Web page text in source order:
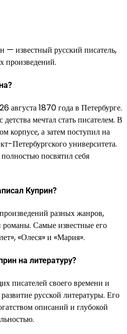
известный русский писатель,
произведений.
августа 1870 года в Петербурге.
мечтал стать писателем. В
корпусе, а затем поступил на
Петербургского университета.
посвятил себя
Куприн?
разных жанров,
романы. Самые известные его
«Олеся» и «Мария».
на литературу?
писателей своего времени и
русской литературы. Его
описаний и глубокой